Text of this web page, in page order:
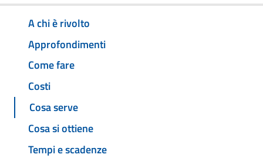
A chi è rivolto
Approfondimenti
Come fare
Costi
Cosa serve
Cosa si ottiene
Tempi e scadenze